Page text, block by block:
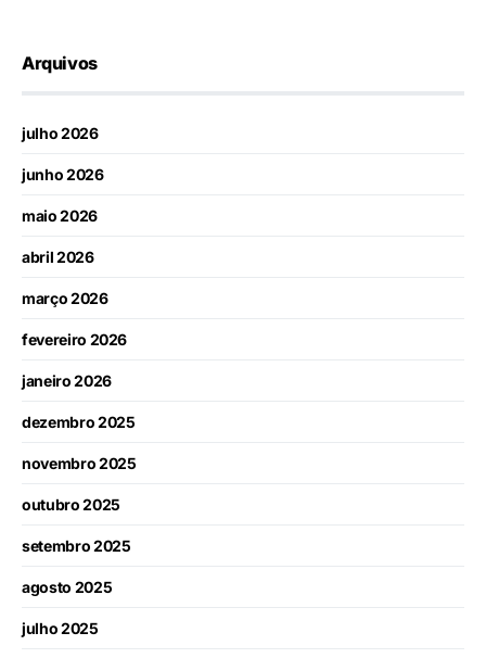
Arquivos
julho 2026
junho 2026
maio 2026
abril 2026
março 2026
fevereiro 2026
janeiro 2026
dezembro 2025
novembro 2025
outubro 2025
setembro 2025
agosto 2025
julho 2025